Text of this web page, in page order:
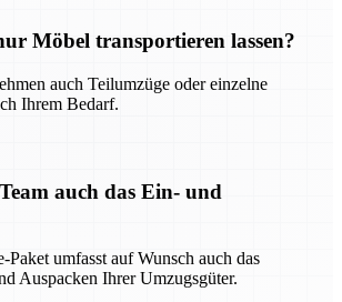
Möbel transportieren lassen?
auch Teilumzüge oder einzelne
Ihrem Bedarf.
auch das Ein- und
Paket umfasst auf Wunsch auch das
Auspacken Ihrer Umzugsgüter.